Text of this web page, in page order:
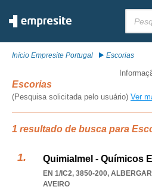
Início Empresite Portugal Escorias
Escorias
(Pesquisa solicitada pelo usuário) Ver
1 resultado de busca para
Quimialmel - Químicos
EN 1/IC2, 3850-200,
AVEIRO